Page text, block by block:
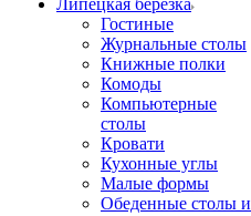
Гостиные
Журнальные столы
Книжные полки
Комоды
Компьютерные
столы
Кровати
Кухонные углы
Малые формы
Обеденные столы и